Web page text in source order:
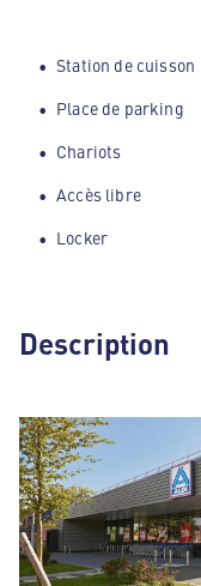
Station de cuisson
Place de parking
Chariots
Accès libre
Locker
Description